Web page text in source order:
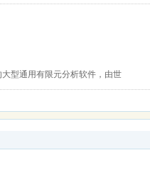
型通用有限元分析软件，由世